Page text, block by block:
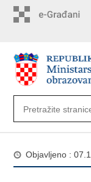
Objavljeno :